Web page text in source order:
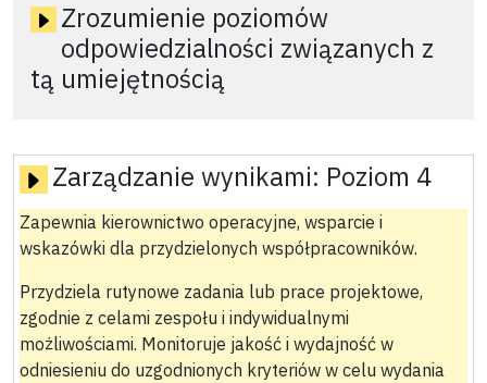
Zrozumienie poziomów
odpowiedzialności związanych z
tą umiejętnością
Zarządzanie wynikami: Poziom 4
Zapewnia kierownictwo operacyjne, wsparcie i
wskazówki dla przydzielonych współpracowników.
Przydziela rutynowe zadania lub prace projektowe,
zgodnie z celami zespołu i indywidualnymi
możliwościami. Monitoruje jakość i wydajność w
odniesieniu do uzgodnionych kryteriów w celu wydania